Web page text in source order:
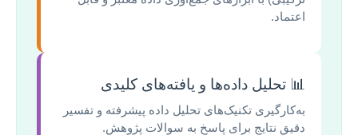
اعتماد.
📊 تحلیل داده‌ها و یافته‌های کلیدی
به‌کارگیری تکنیک‌های تحلیل داده پیشرفته و تفسیر
دقیق نتایج برای پاسخ به سوالات پژوهش.